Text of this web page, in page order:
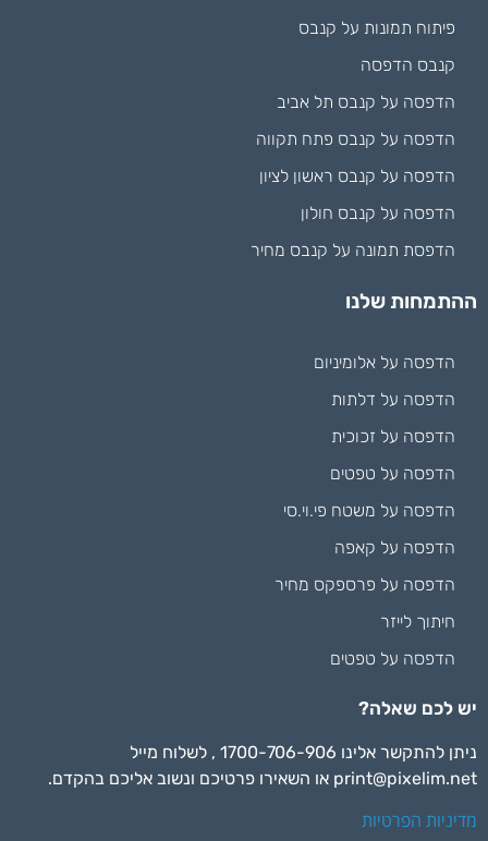
פיתוח תמונות על קנבס
קנבס הדפסה
הדפסה על קנבס תל אביב
הדפסה על קנבס פתח תקווה
הדפסה על קנבס ראשון לציון
הדפסה על קנבס חולון
הדפסת תמונה על קנבס מחיר
ההתמחות שלנו
הדפסה על אלומיניום
הדפסה על דלתות
הדפסה על זכוכית
הדפסה על טפטים
הדפסה על משטח פי.וי.סי
הדפסה על קאפה
הדפסה על פרספקס מחיר
חיתוך לייזר
הדפסה על טפטים
יש לכם שאלה?
ניתן להתקשר אלינו 1700-706-906 , לשלוח מייל
print@pixelim.net או השאירו פרטיכם ונשוב אליכם בהקדם.
מדיניות הפרטיות